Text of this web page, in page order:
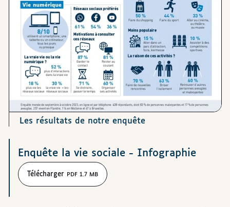
Les résultats de notre enquête
Téléchargements
Enquête la vie sociale - Infographie
Télécharger PDF 1.7 MB